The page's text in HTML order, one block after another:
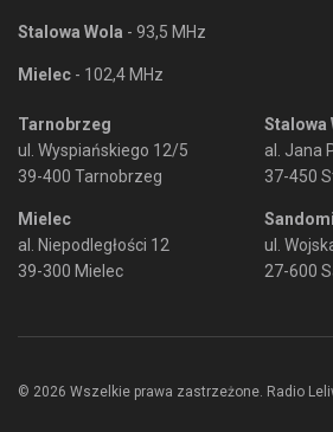
Stalowa Wola - 93,5 MHz
Mielec - 102,4 MHz
Tarnobrzeg
ul. Wyspiańskiego 12/5
39-400 Tarnobrzeg
Mielec
al. Niepodległości 12
39-300 Mielec
Stalowa
al. Jana
37-450
ul.
27-600
© 2026 Wszelkie prawa zastrzeżone. Radio